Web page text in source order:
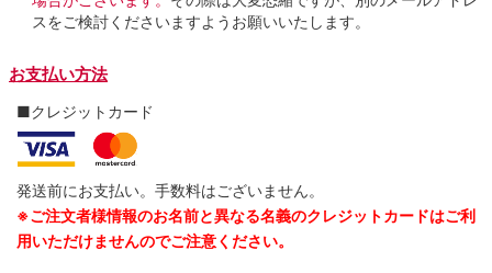
スをご検討くださいますようお願いいたします。
お支払い方法
■クレジットカード
発送前にお支払い。手数料はございません。
※ご注文者様情報のお名前と異なる名義のクレジットカードはご利
用いただけませんのでご注意ください。